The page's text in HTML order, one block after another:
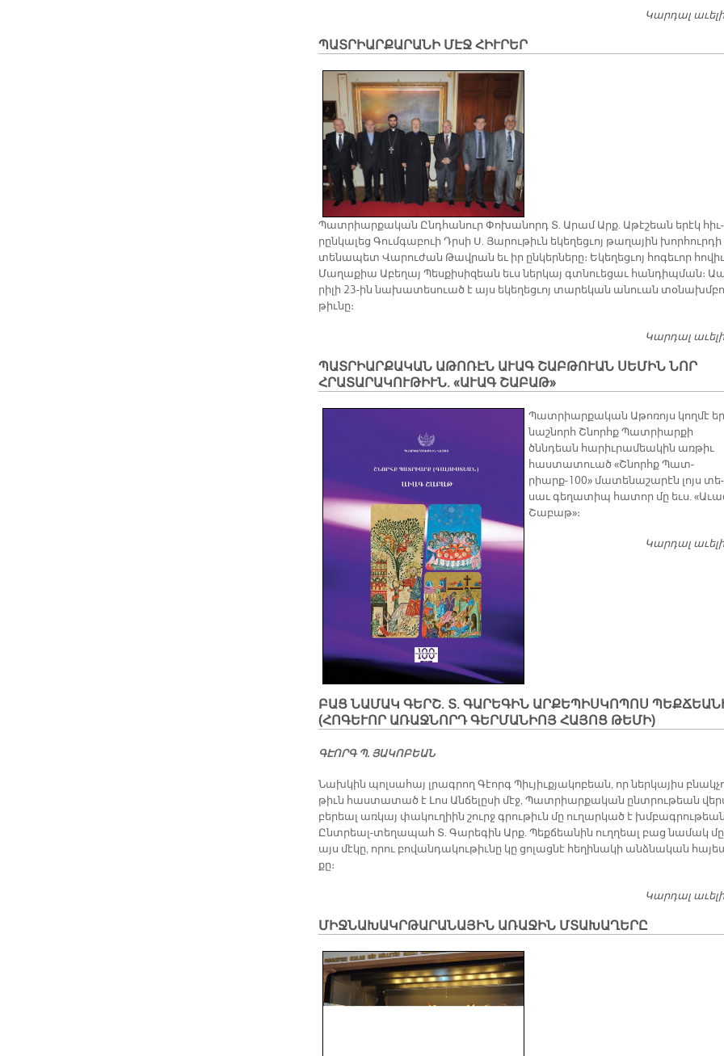
Կարդալ
ՊԱՏՐԻԱՐՔԱՐԱՆԻ ՄԷՋ ՀԻՒՐԵՐ
Պատ­րիար­քա­կան Ընդ­հա­նուր Փո­խա­նորդ Տ. Ա­րամ Արք. Ա­թէ­շեան ե­րէկ հիւ­
րըն­կա­լեց Գում­գա­բուի Դրսի Ս. Յա­րու­թիւն ե­կե­ղեց­ւոյ թա­ղա­յին
տե­նա­պետ Վա­րու­ժան Թավ­րան եւ իր ըն­կեր­նե­րը։ Ե­կե­ղեց­ւոյ հո­գե­ւոր
Մա­ղա­քիա Ա­բե­ղայ Պես­քի­սի­զեան եւս ներ­կայ գտնուե­ցաւ հան­դիպ­ման։
րի­լի 23-ին նա­խա­տե­սուած է այս ե­կե­ղեց­ւոյ տա­րե­կան ա­նուան
թիւ­նը։
Կարդալ
ՊԱՏՐԻԱՐՔԱԿԱՆ ԱԹՈՌԷՆ ԱՒԱԳ ՇԱԲԹՈՒԱՆ ՍԵՄԻՆ ՆՈՐ
ՀՐԱՏԱՐԱԿՈՒԹԻՒՆ. «ԱՒԱԳ ՇԱԲԱԹ»
Պատ­րիար­քա­կան Ա­թո­ռոյս կող­մէ
նաշ­նորհ Շնորհք Պատ­րիար­քի
ծննդեան հա­րիւ­րա­մեա­կին առ­թիւ
հաս­տա­տուած «Շնորհք Պատ­
րիարք-100» մա­տե­նա­շա­րէն լոյս տե­
սաւ գե­ղա­տիպ հա­տոր մը եւս.
Շա­բաթ»։
Կարդալ
ԲԱՑ ՆԱՄԱԿ ԳԵՐՇ. Տ. ԳԱՐԵԳԻՆ ԱՐՔԵՊԻՍԿՈՊՈՍ
(ՀՈԳԵՒՈՐ ԱՌԱՋՆՈՐԴ ԳԵՐՄԱՆԻՈՅ ՀԱՅՈՑ ԹԵՄԻ)
ԳԷՈՐԳ Պ. ՅԱԿՈԲԵԱՆ
Նախ­կին պոլ­սա­հայ լրագ­րող Գէորգ Պիւ­յիւք­յա­կո­բեան, որ ներ­կա­յիս
թիւն հաս­տա­տած է Լոս Ան­ճե­լը­սի մէջ, Պատ­րիար­քա­կան ընտ­րու­թեան
բե­րեալ առ­կայ փա­կու­ղիին շուրջ գրու­թիւն մը ու­ղար­կած է
Ընտ­րեալ-տե­ղա­պահ Տ. Գա­րե­գին Արք. Պեք­ճեա­նին ուղ­ղեալ բաց նա­մակ
այս մէ­կը, ո­րու բո­վան­դա­կու­թիւ­նը կը ցո­լաց­նէ հե­ղի­նա­կի անձ­նա­կան
քը։
Կարդալ
ՄԻՋՆԱԽԱԿՐԹԱՐԱՆԱՅԻՆ ԱՌԱՋԻՆ ՄՏԱԽԱՂԵՐԸ